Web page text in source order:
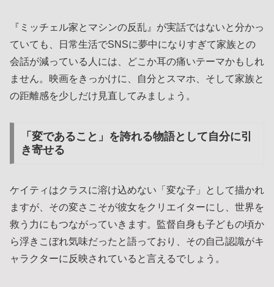
『ミッチェル家とマシンの反乱』が実話ではないと分かっ
ていても、日常生活でSNSに夢中になりすぎて家族との
会話が減っている人には、どこか耳の痛いテーマかもしれ
ません。映画をきっかけに、自分とスマホ、そして家族と
の距離感を少しだけ見直してみましょう。
「変であること」を誇れる物語として自分に引
き寄せる
ケイティはクラスに溶け込めない「変な子」として描かれ
ますが、その変さこそが彼女をクリエイターにし、世界を
救う力にもつながっていきます。監督自身も子どもの頃か
ら浮きこぼれ気味だったと語っており、その自己認識がキ
ャラクターに反映されていると言えるでしょう。